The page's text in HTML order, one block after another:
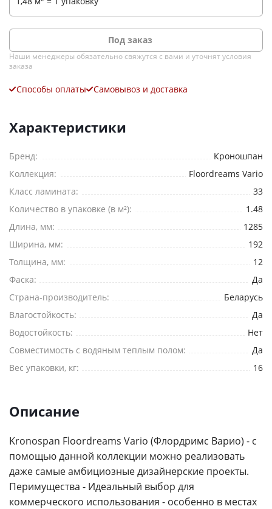
Под заказ
Наши менеджеры обязательно свяжутся с вами и уточнят условия
заказа
Способы оплаты Самовывоз и доставка
Характеристики
Бренд:
Кроношпан
Коллекция:
Floordreams Vario
Класс ламината:
33
Количество в упаковке (в м²):
1.48
Длина, мм:
1285
Ширина, мм:
192
Толщина, мм:
12
Фаска:
Да
Страна-производитель:
Беларусь
Влагостойкость:
Да
Водостойкость:
Нет
Совместимость с водяным теплым полом:
Да
Вес упаковки, кг:
16
Описание
Kronospan Floordreams Vario (Флордримс Варио) - с
помощью данной коллекции можно реализовать
даже самые амбициозные дизайнерские проекты.
Перимущества - Идеальный выбор для
коммерческого использования - особенно в местах
Телефон
E-mail
Комментарий
Я согласен наобработку персональных данных
— Обязательные поля
Отправить